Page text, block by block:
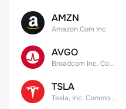
AMZN
Amazon.Com Inc
AVGO
Broadcom Inc. Common Stock
TSLA
Tesla, Inc. Common Stock